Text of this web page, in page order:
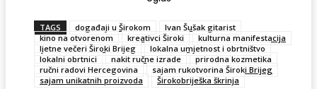
TAGS događaji u Širokom
Ivan Šušak gitarist
kino na otvorenom
kreativci Široki
kulturna manifestacija
ljetne večeri Široki Brijeg
lokalna umjetnost i obrtništvo
lokalni obrtnici
nakit ručne izrade
prirodna kozmetika
ručni radovi Hercegovina
sajam rukotvorina Široki Brijeg
sajam unikatnih proizvoda
Širokobriješka škrinja